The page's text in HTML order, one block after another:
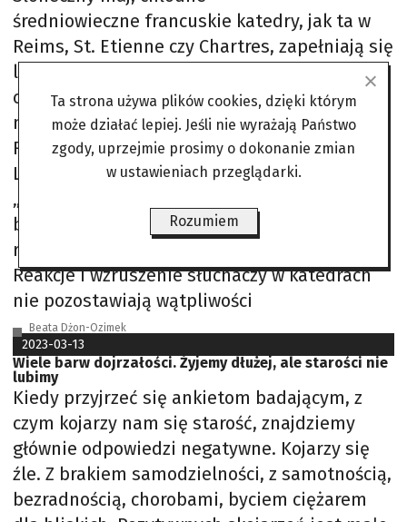
średniowieczne francuskie katedry, jak ta w
Reims, St. Etienne czy Chartres, zapełniają się
ludźmi. Zamieniają się w świątynie sztuki,
cudowne sale koncertowe do celebrowania
muzyki i talentów wybitnego śpiewaka
Roberta Alagny, gitarzysty Jeana-Félixa
Lalanne’a i pianisty Marka Ruszczyńskiego. W
„boskich” wnętrzach prezentują wspólną,
bardzo osobistą płytę, wydaną 3 maja tego
roku, a nagraną we Francji: Seigneur (Pan).
Reakcje i wzruszenie słuchaczy w katedrach
nie pozostawiają wątpliwości
Beata Dżon-Ozimek
2023-03-13
Wiele barw dojrzałości. Żyjemy dłużej, ale starości nie
lubimy
Kiedy przyjrzeć się ankietom badającym, z
czym kojarzy nam się starość, znajdziemy
głównie odpowiedzi negatywne. Kojarzy się
źle. Z brakiem samodzielności, z samotnością,
bezradnością, chorobami, byciem ciężarem
Ta strona używa plików cookies, dzięki którym
może działać lepiej. Jeśli nie wyrażają Państwo
zgody, uprzejmie prosimy o dokonanie zmian
w ustawieniach przeglądarki.
Rozumiem